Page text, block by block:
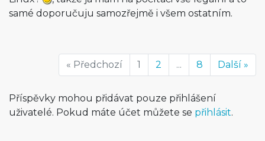
samé doporučuju samozřejmě i všem ostatním.
« Předchozí 1 2 ... 8 Další »
Příspěvky mohou přidávat pouze přihlášení
uživatelé. Pokud máte účet můžete se přihlásit.